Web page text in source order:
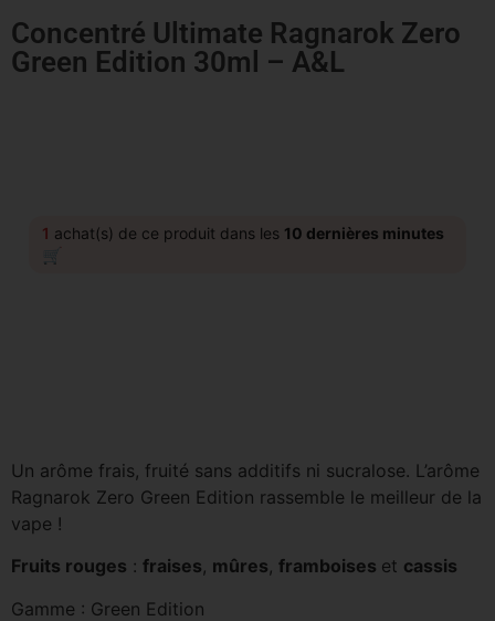
Concentré Ultimate Ragnarok Zero
Green Edition 30ml – A&L
1 achat(s) de ce produit dans les 10 dernières minutes
🛒
Un arôme frais, fruité sans additifs ni sucralose. L’arôme
Ragnarok Zero Green Edition rassemble le meilleur de la
vape !
Fruits rouges : fraises, mûres, framboises et cassis
Gamme : Green Edition